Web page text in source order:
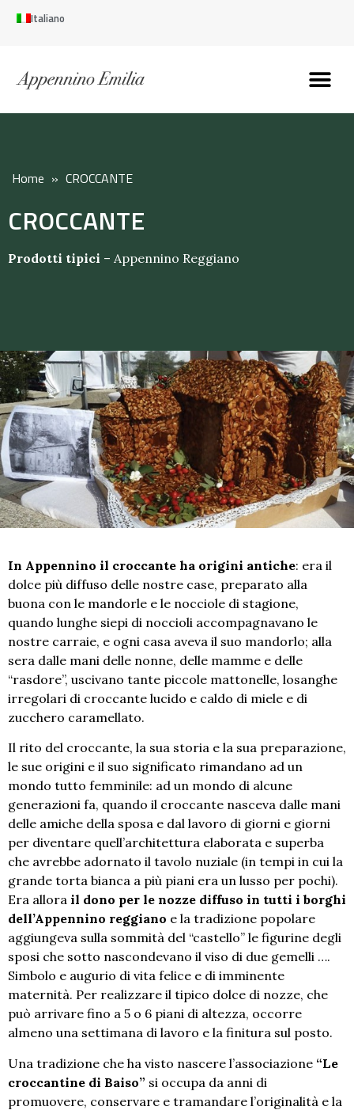
Italiano
Home » CROCCANTE
CROCCANTE
Prodotti tipici – Appennino Reggiano
In Appennino il croccante ha origini antiche: era il
dolce più diffuso delle nostre case, preparato alla
buona con le mandorle e le nocciole di stagione,
quando lunghe siepi di noccioli accompagnavano le
nostre carraie, e ogni casa aveva il suo mandorlo; alla
sera dalle mani delle nonne, delle mamme e delle
“rasdore”, uscivano tante piccole mattonelle, losanghe
irregolari di croccante lucido e caldo di miele e di
zucchero caramellato.
Il rito del croccante, la sua storia e la sua preparazione,
le sue origini e il suo significato rimandano ad un
mondo tutto femminile: ad un mondo di alcune
generazioni fa, quando il croccante nasceva dalle mani
delle amiche della sposa e dal lavoro di giorni e giorni
per diventare quell’architettura elaborata e superba
che avrebbe adornato il tavolo nuziale (in tempi in cui la
grande torta bianca a più piani era un lusso per pochi).
Era allora il dono per le nozze diffuso in tutti i borghi
dell’Appennino reggiano e la tradizione popolare
aggiungeva sulla sommità del “castello” le figurine degli
sposi che sotto nascondevano il viso di due gemelli ….
Simbolo e augurio di vita felice e di imminente
maternità. Per realizzare il tipico dolce di nozze, che
può arrivare fino a 5 o 6 piani di altezza, occorre
almeno una settimana di lavoro e la finitura sul posto.
Una tradizione che ha visto nascere l’associazione “Le
croccantine di Baiso” si occupa da anni di
promuovere, conservare e tramandare l’originalità e la